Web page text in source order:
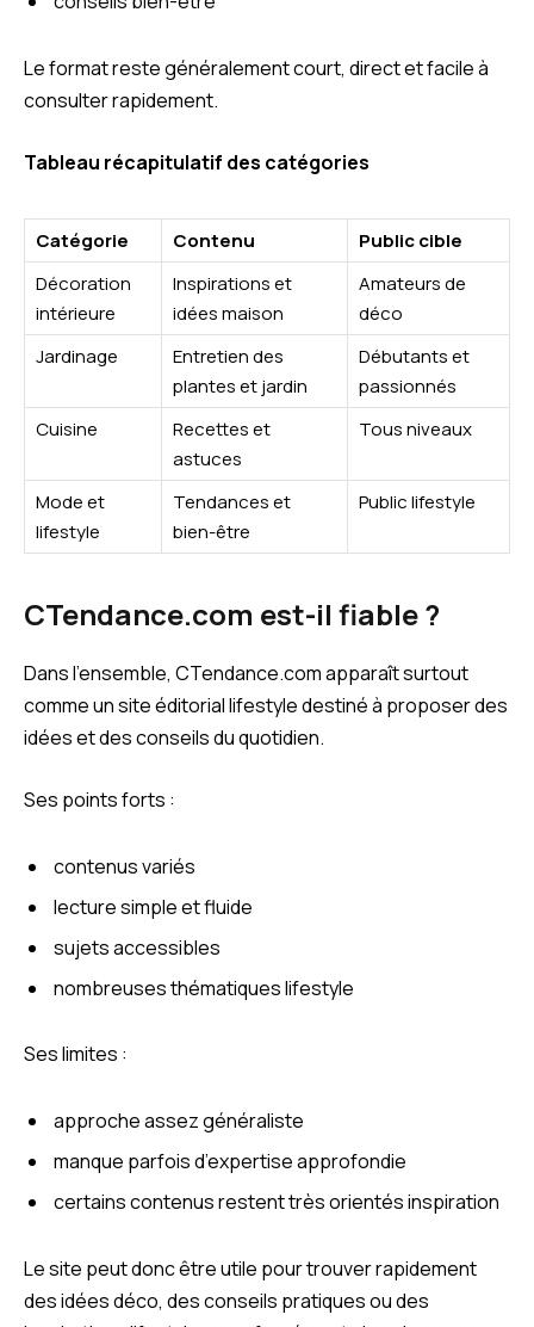
Le format reste généralement court, direct et facile à
consulter rapidement.
Tableau récapitulatif des catégories
Catégorie Contenu
Public cible
Décoration
intérieure
Inspirations et
idées maison
Amateurs de
déco
Jardinage
Entretien des
plantes et jardin
Débutants et
passionnés
Cuisine
Recettes et
astuces
Tous niveaux
Mode et
lifestyle
Tendances et
bien-être
Public lifestyle
CTendance.com est-il fiable ?
Dans l’ensemble, CTendance.com apparaît surtout
comme un site éditorial lifestyle destiné à proposer des
idées et des conseils du quotidien.
Ses points forts :
contenus variés
lecture simple et fluide
sujets accessibles
nombreuses thématiques lifestyle
Ses limites :
approche assez généraliste
manque parfois d’expertise approfondie
certains contenus restent très orientés inspiration
Le site peut donc être utile pour trouver rapidement
des idées déco, des conseils pratiques ou des